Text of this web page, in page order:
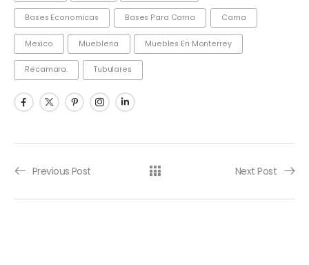
Bases Economicas Bases Para Cama Cama
Mexico Muebleria Muebles En Monterrey
Recamara. Tubulares
Previous Post Next Post